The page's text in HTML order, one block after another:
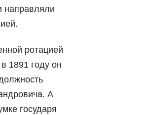
направляли
ротацией
1891 году он
А
государя